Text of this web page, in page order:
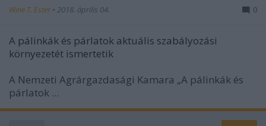
Wine T. Ester • 2018. április 04. 0
A pálinkák és párlatok aktuális szabályozási
környezetét ismertetik
A Nemzeti Agrárgazdasági Kamara „A pálinkák és
párlatok ...